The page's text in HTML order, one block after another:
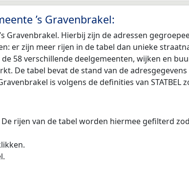
’s Gravenbrakel:
Gravenbrakel. Hierbij zijn de adressen
er zijn meer rijen in de tabel dan unieke
58 verschillende deelgemeenten, wijken en
De tabel bevat de stand van de
is volgens de definities van
rijen van de tabel worden hiermee gefilterd